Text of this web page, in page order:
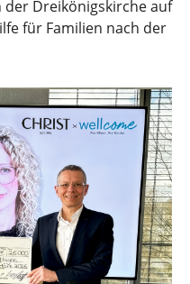
Dreikönigskirche auf
für Familien nach der